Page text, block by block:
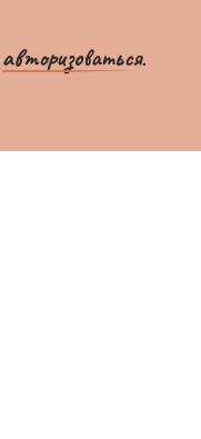
авторизоваться.